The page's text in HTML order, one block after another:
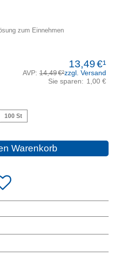
zum Einnehmen
AVP: 14,49€²
13,49€¹
zzgl. Versand
Sie sparen: 1,00 €
100 St
Warenkorb